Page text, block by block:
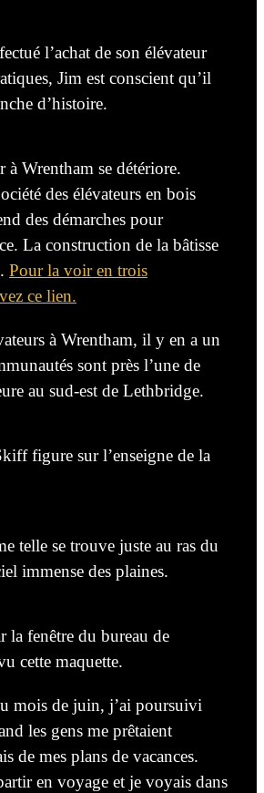
l’achat de son élévateur
, Jim est conscient qu’il
d’histoire.
à Wrentham se détériore.
des élévateurs en bois
des démarches pour
La construction de la bâtisse
Pour la voir en trois
ce lien.
à Wrentham, il y en a un
sont près l’une de
au sud-est de Lethbridge.
figure sur l’enseigne de la
telle se trouve juste au ras du
immense des plaines.
la fenêtre du bureau de
cette maquette.
mois de juin, j’ai poursuivi
les gens me prêtaient
de mes plans de vacances.
en voyage et je voyais dans